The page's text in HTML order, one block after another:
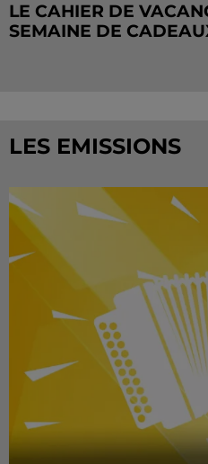
LE CAHIER DE
SEMAINE DE
LES EMISSIONS